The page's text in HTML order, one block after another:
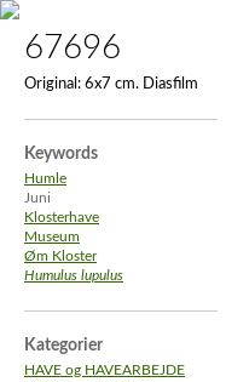
67696
Original: 6x7 cm. Diasfilm
Keywords
Humle
Juni
Klosterhave
Museum
Øm Kloster
Humulus lupulus
Kategorier
HAVE og HAVEARBEJDE